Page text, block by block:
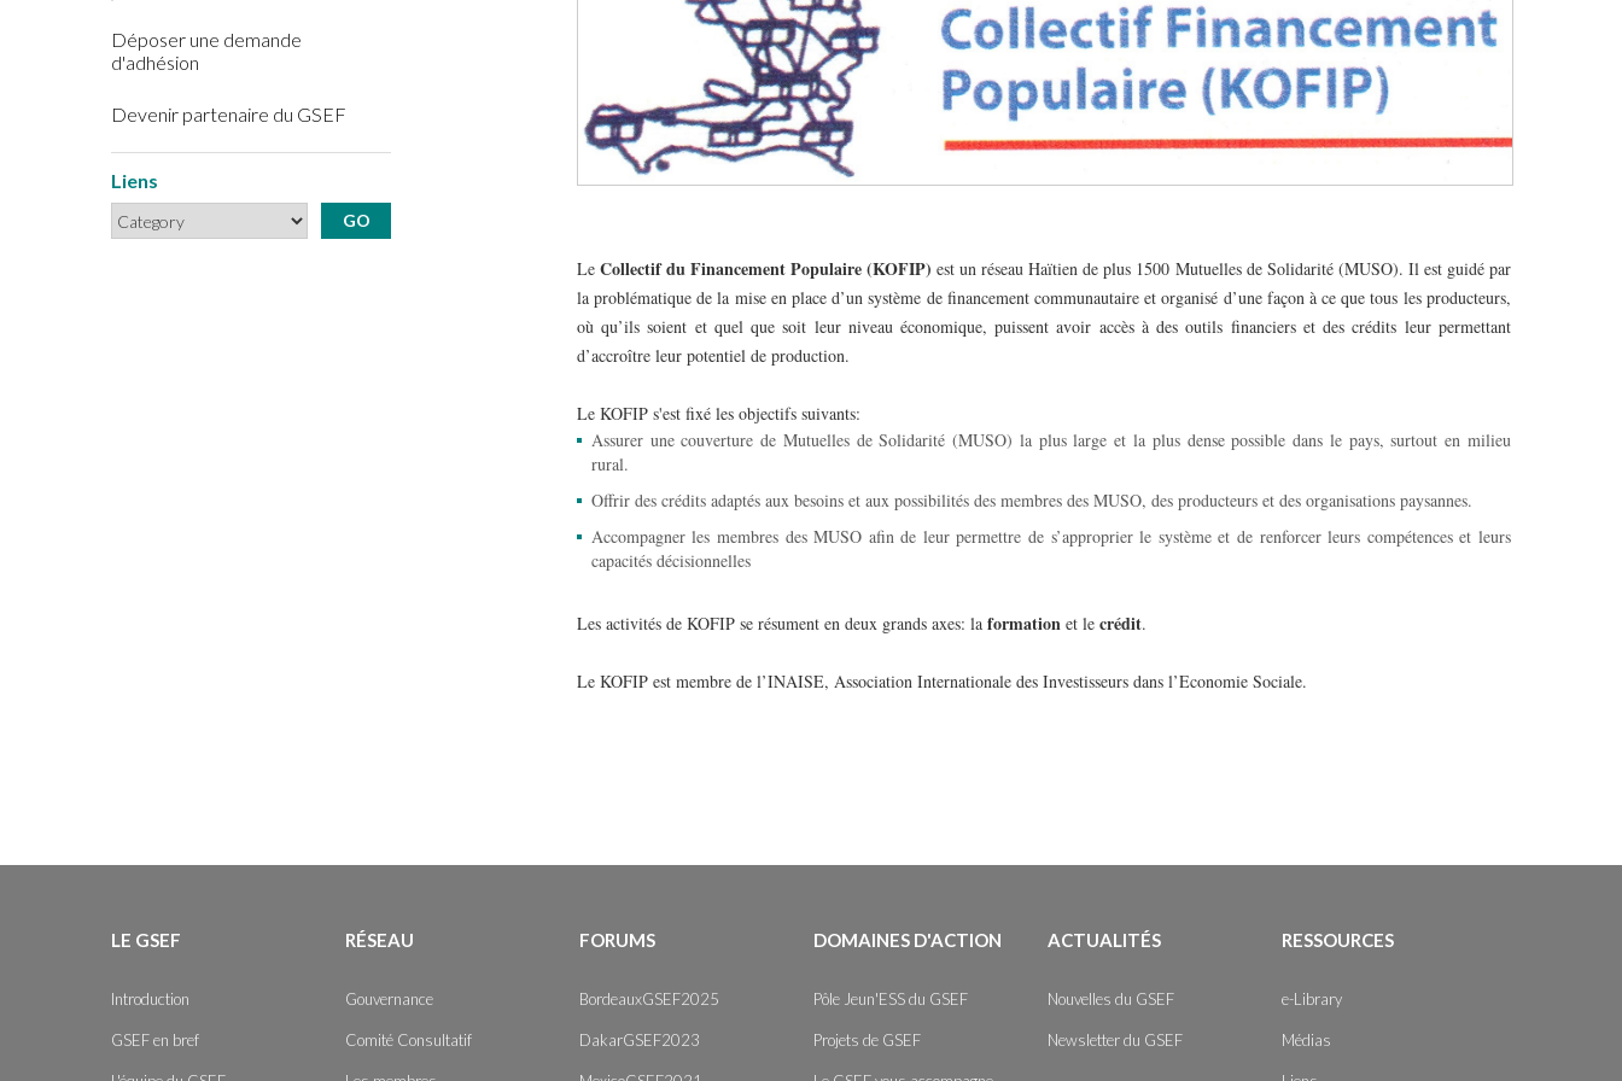
Déposer une demande
d'adhésion
Devenir partenaire du GSEF
Liens
Le Collectif du Financement Populaire (KOFIP) est un réseau Haïtien de plus 1500 Mutuelles de Solidarité (MUSO). Il est guidé par
la problématique de la mise en place d’un système de financement communautaire et organisé d’une façon à ce que tous les producteurs,
où qu’ils soient et quel que soit leur niveau économique, puissent avoir accès à des outils financiers et des crédits leur permettant
d’accroître leur potentiel de production.
Le KOFIP s'est fixé les objectifs suivants:
Assurer une couverture de Mutuelles de Solidarité (MUSO) la plus large et la plus dense possible dans le pays, surtout en milieu
rural.
Offrir des crédits adaptés aux besoins et aux possibilités des membres des MUSO, des producteurs et des organisations paysannes.
Accompagner les membres des MUSO afin de leur permettre de s’approprier le système et de renforcer leurs compétences et leurs
capacités décisionnelles
Les activités de KOFIP se résument en deux grands axes: la formation et le crédit.
Le KOFIP est membre de l’INAISE, Association Internationale des Investisseurs dans l’Economie Sociale.
LE GSEF
Introduction
GSEF en bref
RÉSEAU
Gouvernance
Comité Consultatif
FORUMS
BordeauxGSEF2025
DakarGSEF2023
DOMAINES D'ACTION
Pôle Jeun'ESS du GSEF
Projets de GSEF
ACTUALITÉS
Nouvelles du GSEF
Newsletter du GSEF
RESSOURCES
e-Library
Médias